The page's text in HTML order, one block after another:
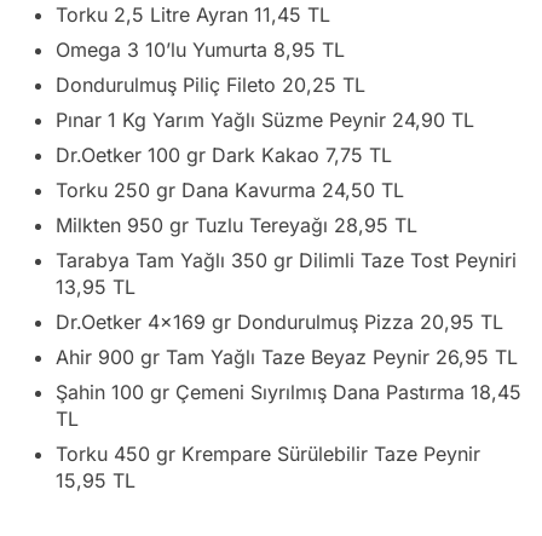
Torku 2,5 Litre Ayran 11,45 TL
Omega 3 10’lu Yumurta 8,95 TL
Dondurulmuş Piliç Fileto 20,25 TL
Pınar 1 Kg Yarım Yağlı Süzme Peynir 24,90 TL
Dr.Oetker 100 gr Dark Kakao 7,75 TL
Torku 250 gr Dana Kavurma 24,50 TL
Milkten 950 gr Tuzlu Tereyağı 28,95 TL
Tarabya Tam Yağlı 350 gr Dilimli Taze Tost Peyniri
13,95 TL
Dr.Oetker 4×169 gr Dondurulmuş Pizza 20,95 TL
Ahir 900 gr Tam Yağlı Taze Beyaz Peynir 26,95 TL
Şahin 100 gr Çemeni Sıyrılmış Dana Pastırma 18,45
TL
Torku 450 gr Krempare Sürülebilir Taze Peynir
15,95 TL